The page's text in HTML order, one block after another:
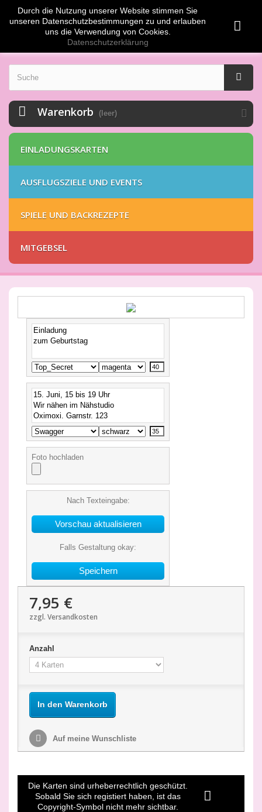
EUR
Warenkorb (leer)
EINLADUNGSKARTEN
AUSFLUGSZIELE UND EVENTS
SPIELE UND BACKREZEPTE
MITGEBSEL
Foto hochladen
Nach Texteingabe:
Falls Gestaltung okay:
Speichern
7,95 €
zzgl. Versandkosten
Anzahl
In den Warenkorb
Auf meine Wunschliste
Die Karten sind urheberrechtlich geschützt.
Sobald Sie sich registiert haben, ist das
Copyright-Symbol nicht mehr sichtbar.
Durch die Nutzung unserer Website stimmen Sie
unseren Datenschutzbestimmungen zu und erlauben
uns die Verwendung von Cookies.
Datenschutzerklärung